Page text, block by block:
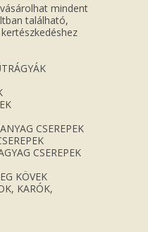
mindent
található,
CSEREPEK
CSEREPEK
KÖVEK
KARÓK,